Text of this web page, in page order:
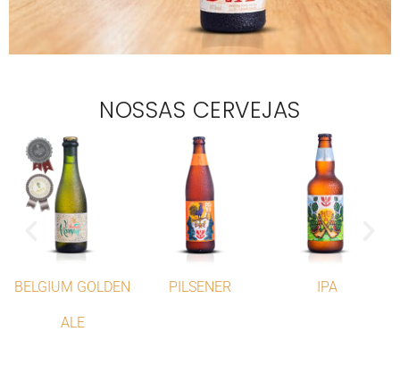
NOSSAS CERVEJAS
BELGIUM GOLDEN
ALE
PILSENER IPA